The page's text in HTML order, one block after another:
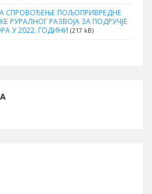
СПРОВОЂЕЊЕ ПОЉОПРИВРЕДНЕ
РУРАЛНОГ РАЗВОЈА ЗА ПОДРУЧЈЕ
У 2022. ГОДИНИ (217 kB)